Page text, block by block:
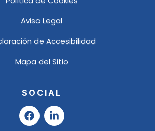
Aviso Legal
de Accesibilidad
Mapa del Sitio
SOCIAL
F
a
L
i